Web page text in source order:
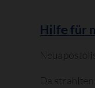
Hilfe für
Da